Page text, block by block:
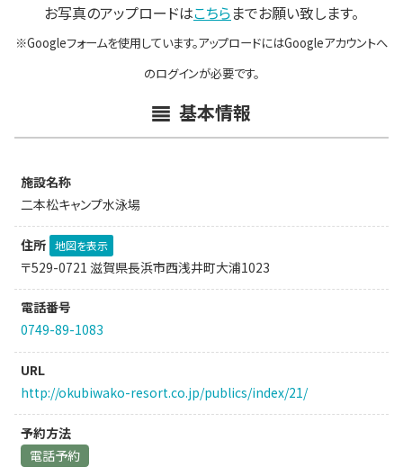
お写真のアップロードはこちらまでお願い致します。
※Googleフォームを使用しています。アップロードにはGoogleアカウントへ
のログインが必要です。
基本情報
施設名称
二本松キャンプ水泳場
住所 地図を表示
〒529-0721 滋賀県長浜市西浅井町大浦1023
電話番号
0749-89-1083
URL
http://okubiwako-resort.co.jp/publics/index/21/
予約方法
電話予約